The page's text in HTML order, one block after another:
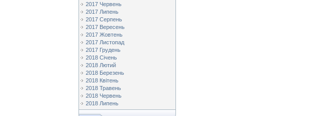
2017 Червень
2017 Липень
2017 Серпень
2017 Вересень
2017 Жовтень
2017 Листопад
2017 Грудень
2018 Січень
2018 Лютий
2018 Березень
2018 Квітень
2018 Травень
2018 Червень
2018 Липень